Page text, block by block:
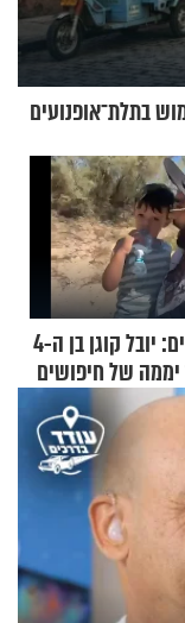
בתלת־אופנועים
בחסדי שמיים: יובל קוגן בן ה-4
של חיפושים